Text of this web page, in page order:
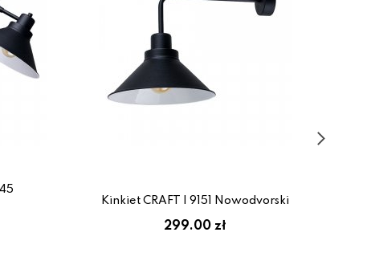
Kinkiet CRAFT I 9151 Nowodvorski
299.00 zł